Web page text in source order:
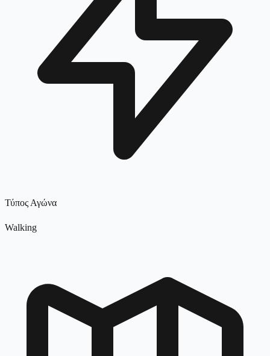
Τύπος Αγώνα
Walking